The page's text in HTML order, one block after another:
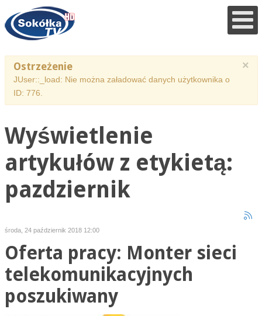
×
Ostrzeżenie
JUser::_load: Nie można załadować danych użytkownika o
ID: 776.
Wyświetlenie
artykułów z etykietą:
pazdziernik
środa, 24 październik 2018 12:00
Oferta pracy: Monter sieci
telekomunikacyjnych
poszukiwany